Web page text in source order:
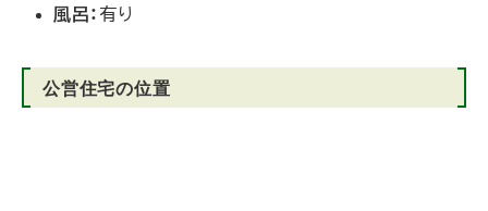
風呂： 有り
公営住宅の位置